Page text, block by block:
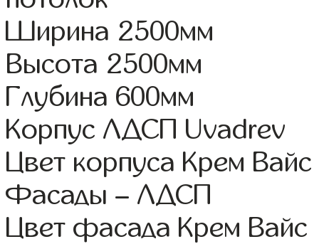
Ширина 2500мм
Высота 2500мм
Глубина 600мм
Корпус ЛДСП Uvadrev
Цвет корпуса Крем Вайс
Фасады – ЛДСП
Цвет фасада Крем Вайс